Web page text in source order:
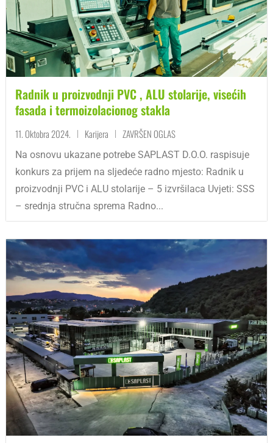
Radnik u proizvodnji PVC , ALU stolarije, visećih
fasada i termoizolacionog stakla
11. Oktobra 2024. Karijera ZAVRŠEN OGLAS
Na osnovu ukazane potrebe SAPLAST D.O.O. raspisuje
konkurs za prijem na sljedeće radno mjesto: Radnik u
proizvodnji PVC i ALU stolarije – 5 izvršilaca Uvjeti: SSS
– srednja stručna sprema Radno...